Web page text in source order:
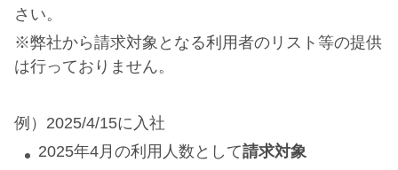
さい。
※弊社から請求対象となる利用者のリスト等の提供
は行っておりません。
例）2025/4/15に入社
2025年4月の利用人数として請求対象